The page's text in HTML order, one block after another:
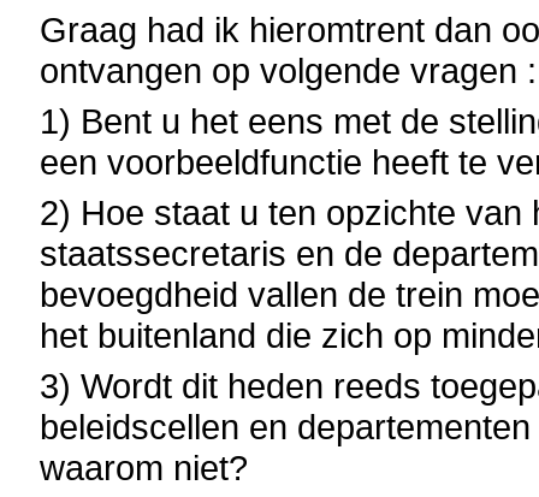
Graag had ik hieromtrent dan
ontvangen op volgende vragen :
1) Bent u het eens met de
een voorbeeldfunctie heeft te
2) Hoe staat u ten opzichte
staatssecretaris en de
bevoegdheid vallen de trein
het buitenland die zich op
3) Wordt dit heden reeds
beleidscellen en
waarom niet?